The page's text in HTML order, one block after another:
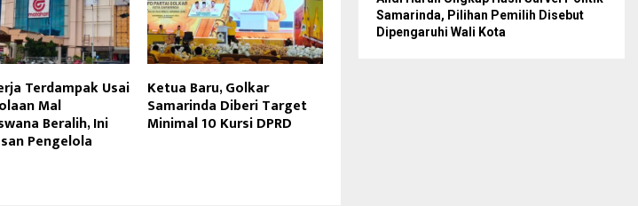
Terdampak Usai
Mal
Beralih, Ini
Pengelola
Ketua Baru, Golkar
Samarinda Diberi Target
Minimal 10 Kursi DPRD
Samarinda, Pilihan Pemilih Disebut
Dipengaruhi Wali Kota